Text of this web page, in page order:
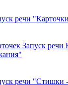
речи
Запуск
речи "Стишки